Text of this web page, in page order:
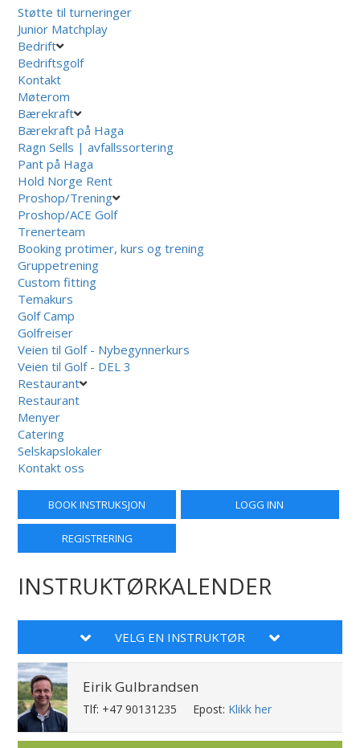
Støtte til turneringer
Junior Matchplay
Bedrift
Bedriftsgolf
Kontakt
Møterom
Bærekraft
Bærekraft på Haga
Ragn Sells | avfallssortering
Pant på Haga
Hold Norge Rent
Proshop/Trening
Proshop/ACE Golf
Trenerteam
Booking protimer, kurs og trening
Gruppetrening
Custom fitting
Temakurs
Golf Camp
Golfreiser
Veien til Golf - Nybegynnerkurs
Veien til Golf - DEL 3
Restaurant
Restaurant
Menyer
Catering
Selskapslokaler
Kontakt oss
BOOK INSTRUKSJON LOGG INN
REGISTRERING
INSTRUKTØRKALENDER
VELG EN INSTRUKTØR
Eirik Gulbrandsen
Tlf: +47 90131235 Epost: Klikk her